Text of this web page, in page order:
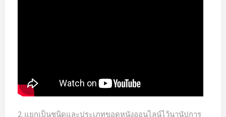
2. แยกเป็นชนิดและประเภทขอดูหนังออนไลน์ไว้นานัปการ